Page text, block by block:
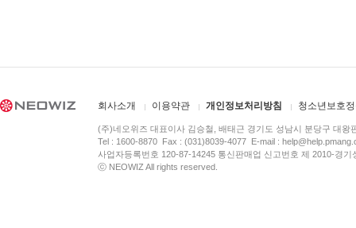
회사소개 이용약관 개인정보처리방침 청소년보호
(주)네오위즈 대표이사 김승철, 배태근 경기도 성남시 분당구 대왕
Tel : 1600-8870 Fax : (031)8039-4077 E-mail :
사업자등록번호 120-87-14245 통신판매업 신고번호 제 2010-경
ⓒ NEOWIZ All rights reserved.